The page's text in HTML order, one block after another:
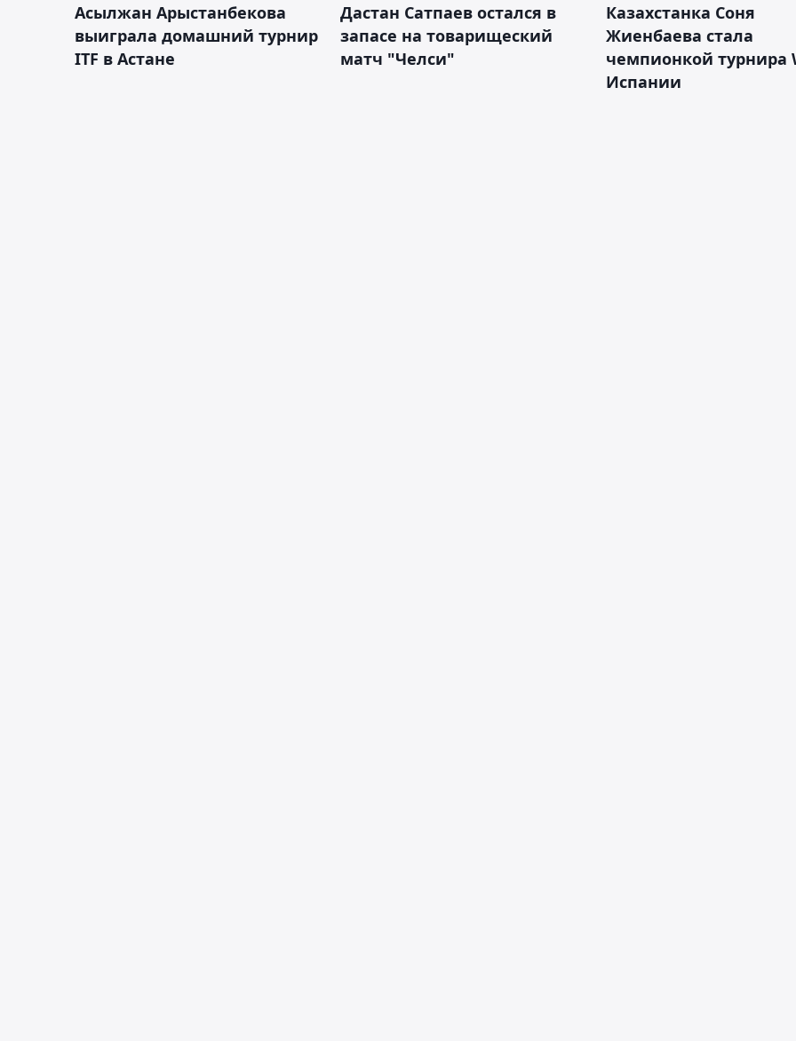
Асылжан Арыстанбекова
выиграла домашний турнир
ITF в Астане
Дастан Сатпаев остался в
запасе на товарищеский
матч "Челси"
Казахстанка Соня
Жиенбаева стала
чемпионкой турнира
Испании